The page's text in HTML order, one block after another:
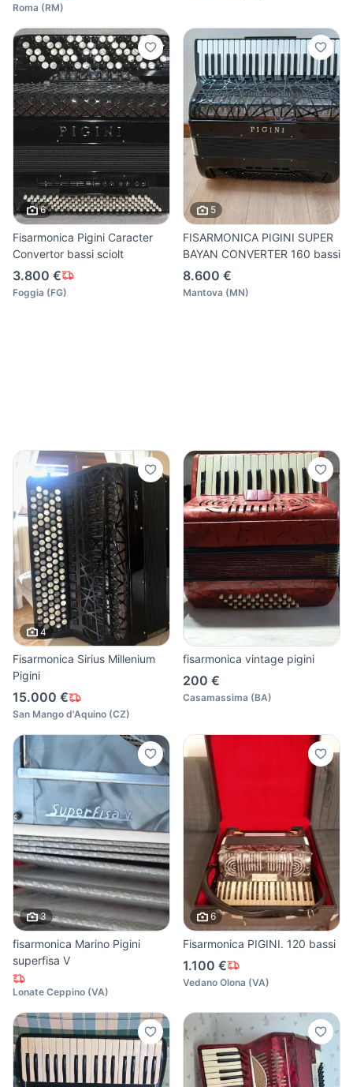
Roma (RM)
6
Fisarmonica Pigini Caracter
Convertor bassi sciolt
3.800 €
Foggia (FG)
5
FISARMONICA PIGINI SUPER
BAYAN CONVERTER 160 bassi
8.600 €
Mantova (MN)
4
Fisarmonica Sirius Millenium
Pigini
15.000 €
San Mango d'Aquino (CZ)
fisarmonica vintage pigini
200 €
Casamassima (BA)
3
fisarmonica Marino Pigini
superfisa V
Lonate Ceppino (VA)
6
Fisarmonica PIGINI. 120 bassi
1.100 €
Vedano Olona (VA)